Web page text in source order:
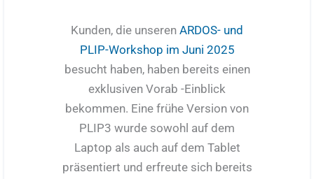
Kunden, die unseren ARDOS- und
PLIP-Workshop im Juni 2025
besucht haben, haben bereits einen
exklusiven Vorab -Einblick
bekommen. Eine frühe Version von
PLIP3 wurde sowohl auf dem
Laptop als auch auf dem Tablet
präsentiert und erfreute sich bereits